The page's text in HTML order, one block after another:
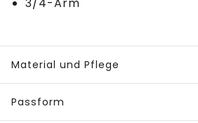
Material und Pflege
Passform